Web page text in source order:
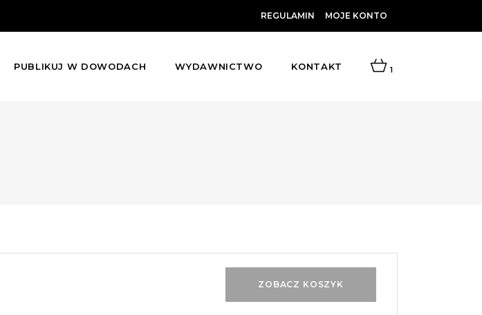
REGULAMIN MOJE KONTO
PUBLIKUJ W DOWODACH WYDAWNICTWO KONTAKT 1
ZOBACZ KOSZYK